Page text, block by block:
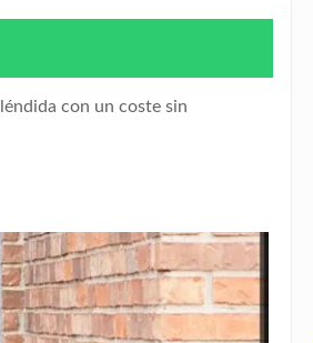
con un coste sin